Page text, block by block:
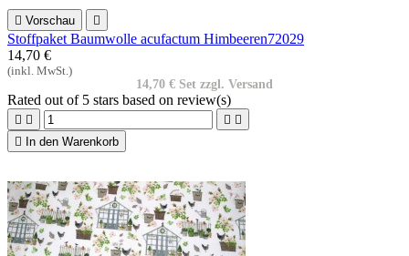
 Vorschau 
Stoffpaket Baumwolle acufactum Himbeeren72029
14,70 €
(inkl. MwSt.)
14,70 € Set zzgl. Versand
Rated out of 5 stars based on review(s)
   
 In den Warenkorb